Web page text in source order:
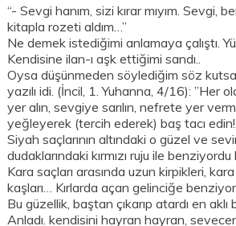
“- Sevgi hanım, sizi kırar mıyım. Sevgi,
kitapla rozeti aldım…”
Ne demek istediğimi anlamaya çalıştı.
Kendisine ilan-ı aşk ettiğimi sandı..
Oysa düşünmeden söylediğim söz
yazılı idi. (İncil, 1. Yuhanna, 4/16): ”Her
yer alın, sevgiye sarılın, nefrete yer
yeğleyerek (tercih ederek) baş tacı
Siyah saçlarının altındaki o güzel ve
dudaklarındaki kırmızı ruju ile
Kara saçları arasında uzun kirpikleri,
kaşları… Kırlarda açan gelinciğe
Bu güzellik, baştan çıkarıp atardı en aklı
Anladı. kendisini hayran hayran,